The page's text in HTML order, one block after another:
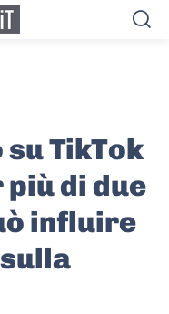
TikTok
più di due
influire